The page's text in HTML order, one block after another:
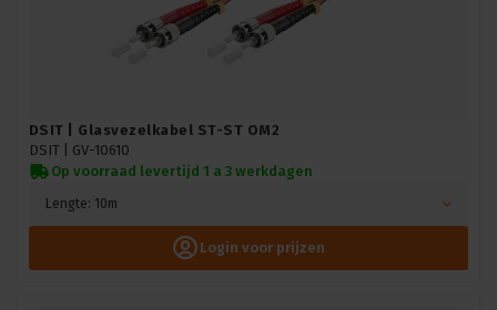
DSIT | Glasvezelkabel ST-ST OM2
DSIT | GV-10610
Op voorraad levertijd 1 a 3 werkdagen
Lengte: 10m
Login voor prijzen